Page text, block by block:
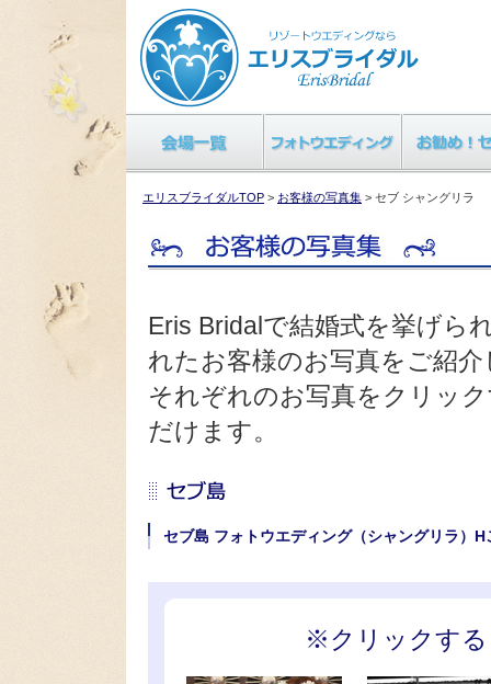
エリスブライダルTOP > お客様の写真集 > セブ シャングリラ
Eris Bridalで結婚式を挙げら
れたお客様のお写真をご紹
それぞれのお写真をクリッ
だけます。
セブ島 フォトウエディング（シャングリラ）
※クリックする